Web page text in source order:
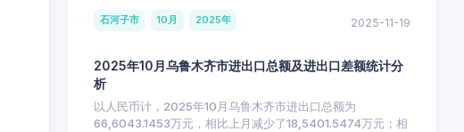
石河子市 10月 2025年 2025-11-19
2025年10月乌鲁木齐市进出口总额及进出口差额统计分
析
以人民币计，2025年10月乌鲁木齐市进出口总额为
66,6043.1453万元，相比上月减少了18,5401.5474万元；相